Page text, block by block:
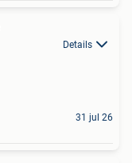
Details
31 jul 26